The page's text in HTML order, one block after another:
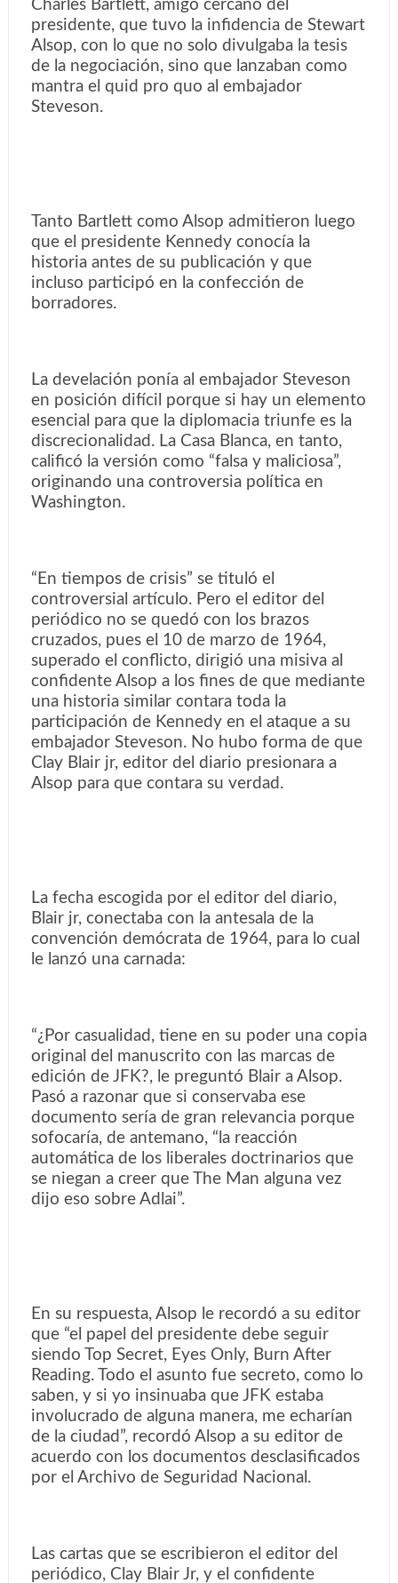
Charles Bartlett, amigo cercano del
presidente, que tuvo la infidencia de Stewart
Alsop, con lo que no solo divulgaba la tesis
de la negociación, sino que lanzaban como
mantra el quid pro quo al embajador
Steveson.
Tanto Bartlett como Alsop admitieron luego
que el presidente Kennedy conocía la
historia antes de su publicación y que
incluso participó en la confección de
borradores.
La develación ponía al embajador Steveson
en posición difícil porque si hay un elemento
esencial para que la diplomacia triunfe es la
discrecionalidad. La Casa Blanca, en tanto,
calificó la versión como “falsa y maliciosa”,
originando una controversia política en
Washington.
“En tiempos de crisis” se tituló el
controversial artículo. Pero el editor del
periódico no se quedó con los brazos
cruzados, pues el 10 de marzo de 1964,
superado el conflicto, dirigió una misiva al
confidente Alsop a los fines de que mediante
una historia similar contara toda la
participación de Kennedy en el ataque a su
embajador Steveson. No hubo forma de que
Clay Blair jr, editor del diario presionara a
Alsop para que contara su verdad.
La fecha escogida por el editor del diario,
Blair jr, conectaba con la antesala de la
convención demócrata de 1964, para lo cual
le lanzó una carnada:
“¿Por casualidad, tiene en su poder una copia
original del manuscrito con las marcas de
edición de JFK?, le preguntó Blair a Alsop.
Pasó a razonar que si conservaba ese
documento sería de gran relevancia porque
sofocaría, de antemano, “la reacción
automática de los liberales doctrinarios que
se niegan a creer que The Man alguna vez
dijo eso sobre Adlai”.
En su respuesta, Alsop le recordó a su editor
que “el papel del presidente debe seguir
siendo Top Secret, Eyes Only, Burn After
Reading. Todo el asunto fue secreto, como lo
saben, y si yo insinuaba que JFK estaba
involucrado de alguna manera, me echarían
de la ciudad”, recordó Alsop a su editor de
acuerdo con los documentos desclasificados
por el Archivo de Seguridad Nacional.
Las cartas que se escribieron el editor del
periódico, Clay Blair Jr, y el confidente